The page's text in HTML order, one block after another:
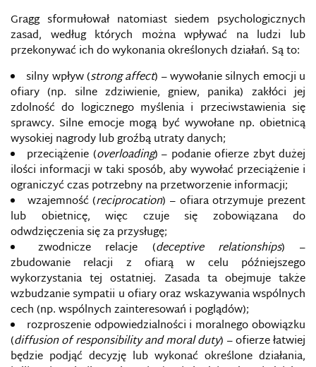
Gragg sformułował natomiast siedem psychologicznych
zasad, według których można wpływać na ludzi lub
przekonywać ich do wykonania określonych działań. Są to:
silny wpływ (strong affect) – wywołanie silnych emocji u
ofiary (np. silne zdziwienie, gniew, panika) zakłóci jej
zdolność do logicznego myślenia i przeciwstawienia się
sprawcy. Silne emocje mogą być wywołane np. obietnicą
wysokiej nagrody lub groźbą utraty danych;
przeciążenie (overloading) – podanie ofierze zbyt dużej
ilości informacji w taki sposób, aby wywołać przeciążenie i
ograniczyć czas potrzebny na przetworzenie informacji;
wzajemność (reciprocation) – ofiara otrzymuje prezent
lub obietnicę, więc czuje się zobowiązana do
odwdzięczenia się za przysługę;
zwodnicze relacje (deceptive relationships) –
zbudowanie relacji z ofiarą w celu późniejszego
wykorzystania tej ostatniej. Zasada ta obejmuje także
wzbudzanie sympatii u ofiary oraz wskazywania wspólnych
cech (np. wspólnych zainteresowań i poglądów);
rozproszenie odpowiedzialności i moralnego obowiązku
(diffusion of responsibility and moral duty) – ofierze łatwiej
będzie podjąć decyzję lub wykonać określone działania,
BEZPIECZEŃSTWO W SIECI
BIAŁA, SZARA I CZARNA PROPAGANDA
BIAŁY WYWIAD
BIG DATA
BITWA WIELOOBSZAROWA
BIURO INFORMACJI I PRASY NATO
BLOKADA INFORMACYJNA
BOTNET
CAMBRIDGE ANALYTICA
CENTRUM ANALIZ PROPAGANDY I DEZINFORMACJI